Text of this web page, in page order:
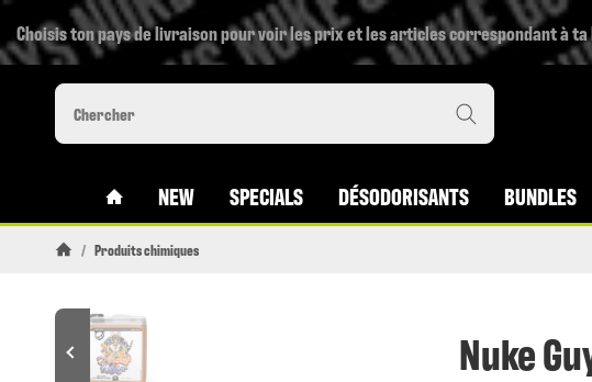
Choisis ton pays de livraison pour voir les prix et les articles correspondant à
#CUSTOM.LINKHOME#
NEW SPECIALS DÉSODORISANTS BUNDLES
/ Produits chimiques
Nuke